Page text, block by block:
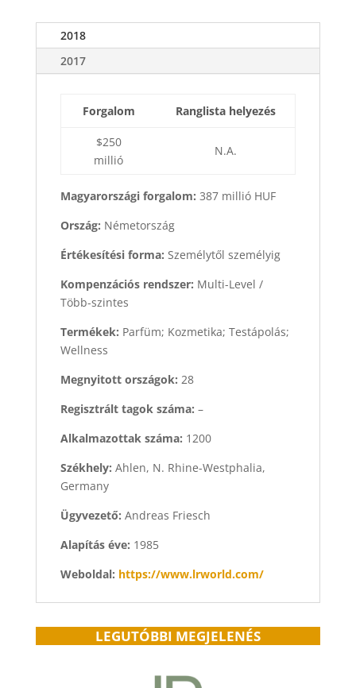
2018
2017
Forgalom Ranglista helyezés
$250
millió
N.A.
Magyarországi forgalom: 387 millió HUF
Ország: Németország
Értékesítési forma: Személytől személyig
Kompenzációs rendszer: Multi-Level /
Több-szintes
Termékek: Parfüm; Kozmetika; Testápolás;
Wellness
Megnyitott országok: 28
Regisztrált tagok száma: –
Alkalmazottak száma: 1200
Székhely: Ahlen, N. Rhine-Westphalia,
Germany
Ügyvezető: Andreas Friesch
Alapítás éve: 1985
Weboldal: https://www.lrworld.com/
LEGUTÓBBI MEGJELENÉS